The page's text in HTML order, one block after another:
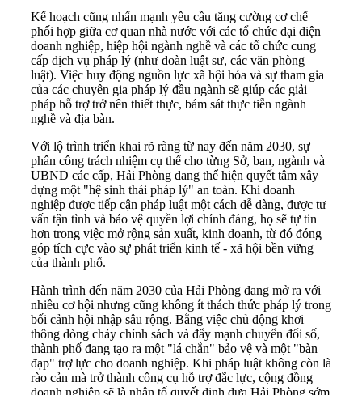
Kế hoạch cũng nhấn mạnh yêu cầu tăng cường cơ chế
phối hợp giữa cơ quan nhà nước với các tổ chức đại diện
doanh nghiệp, hiệp hội ngành nghề và các tổ chức cung
cấp dịch vụ pháp lý (như đoàn luật sư, các văn phòng
luật). Việc huy động nguồn lực xã hội hóa và sự tham gia
của các chuyên gia pháp lý đầu ngành sẽ giúp các giải
pháp hỗ trợ trở nên thiết thực, bám sát thực tiễn ngành
nghề và địa bàn.
Với lộ trình triển khai rõ ràng từ nay đến năm 2030, sự
phân công trách nhiệm cụ thể cho từng Sở, ban, ngành và
UBND các cấp, Hải Phòng đang thể hiện quyết tâm xây
dựng một "hệ sinh thái pháp lý" an toàn. Khi doanh
nghiệp được tiếp cận pháp luật một cách dễ dàng, được tư
vấn tận tình và bảo vệ quyền lợi chính đáng, họ sẽ tự tin
hơn trong việc mở rộng sản xuất, kinh doanh, từ đó đóng
góp tích cực vào sự phát triển kinh tế - xã hội bền vững
của thành phố.
Hành trình đến năm 2030 của Hải Phòng đang mở ra với
nhiều cơ hội nhưng cũng không ít thách thức pháp lý trong
bối cảnh hội nhập sâu rộng. Bằng việc chủ động khơi
thông dòng chảy chính sách và đẩy mạnh chuyển đổi số,
thành phố đang tạo ra một "lá chắn" bảo vệ và một "bàn
đạp" trợ lực cho doanh nghiệp. Khi pháp luật không còn là
rào cản mà trở thành công cụ hỗ trợ đắc lực, cộng đồng
doanh nghiệp sẽ là nhân tố quyết định đưa Hải Phòng sớm